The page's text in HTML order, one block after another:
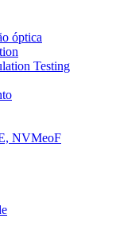
óptica
Testing
NVMeoF